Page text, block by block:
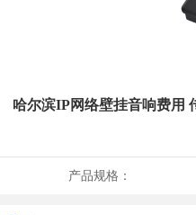
哈尔滨IP网络壁挂音响费用
产品规格：